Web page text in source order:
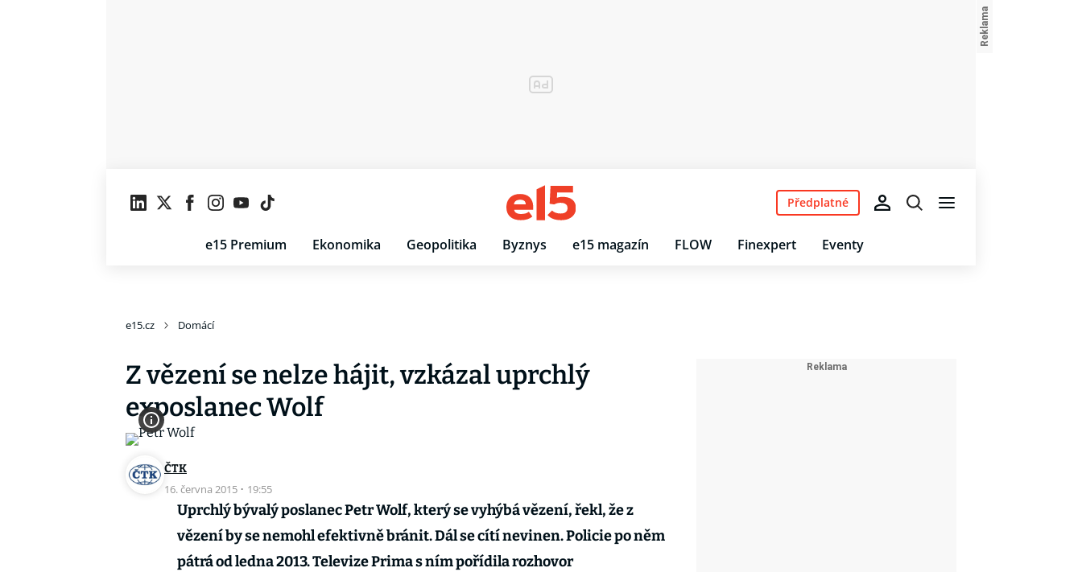
e15 Premium Ekonomika Geopolitika Byznys e15 magazín FLOW Finexpert Eventy
Předplatné
e15.cz Domácí
Z vězení se nelze hájit, vzkázal uprchlý
exposlanec Wolf
ČTK
16. června 2015 · 19:55
Uprchlý bývalý poslanec Petr Wolf, který se vyhýbá vězení, řekl, že z
vězení by se nemohl efektivně bránit. Dál se cítí nevinen. Policie po něm
pátrá od ledna 2013. Televize Prima s ním pořídila rozhovor